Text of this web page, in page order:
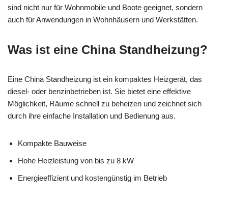
sind nicht nur für Wohnmobile und Boote geeignet, sondern
auch für Anwendungen in Wohnhäusern und Werkstätten.
Was ist eine China Standheizung?
Eine China Standheizung ist ein kompaktes Heizgerät, das
diesel- oder benzinbetrieben ist. Sie bietet eine effektive
Möglichkeit, Räume schnell zu beheizen und zeichnet sich
durch ihre einfache Installation und Bedienung aus.
Kompakte Bauweise
Hohe Heizleistung von bis zu 8 kW
Energieeffizient und kostengünstig im Betrieb